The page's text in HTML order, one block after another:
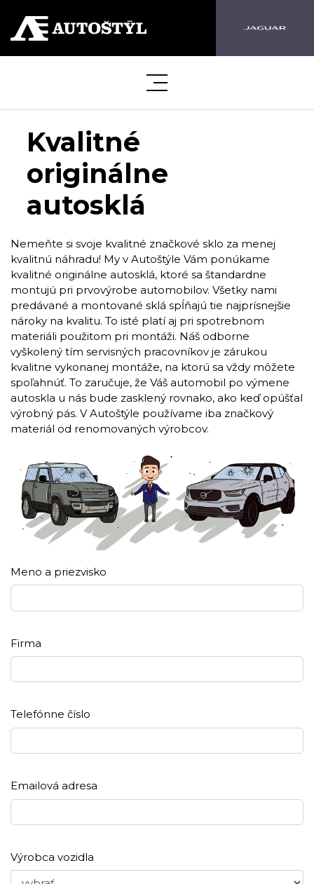
Kvalitné
originálne
autosklá
Nemeňte si svoje kvalitné značkové sklo za menej
kvalitnú náhradu! My v Autoštýle Vám ponúkame
kvalitné originálne autosklá, ktoré sa štandardne
montujú pri prvovýrobe automobilov. Všetky nami
predávané a montované sklá spĺňajú tie najprísnejšie
nároky na kvalitu. To isté platí aj pri spotrebnom
materiáli použitom pri montáži. Náš odborne
vyškolený tím servisných pracovníkov je zárukou
kvalitne vykonanej montáže, na ktorú sa vždy môžete
spoľahnúť. To zaručuje, že Váš automobil po výmene
autoskla u nás bude zasklený rovnako, ako keď opúšťal
výrobný pás. V Autoštýle používame iba značkový
materiál od renomovaných výrobcov.
Meno a priezvisko
Firma
Telefónne číslo
Emailová adresa
Výrobca vozidla